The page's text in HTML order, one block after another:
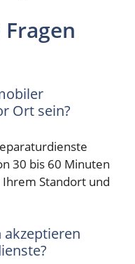
Ort sein?
30 bis 60 Minuten
Standort und
akzeptieren